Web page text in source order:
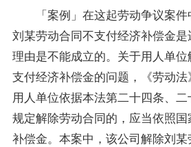
「案例」在这起劳动争议案件
刘某劳动合同不支付经济补偿金
理由是不能成立的。关于用人单
支付经济补偿金的问题，《劳动法
用人单位依据本法第二十四条、
规定解除劳动合同的，应当依照
补偿金。本案中，该公司解除刘